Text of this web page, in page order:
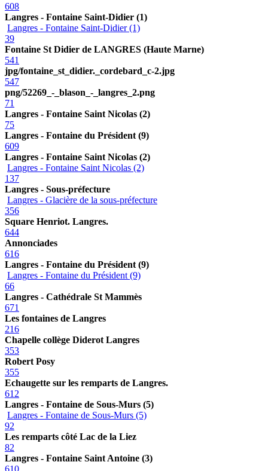
608
Langres - Fontaine Saint-Didier (1)
Langres - Fontaine Saint-Didier (1)
39
Fontaine St Didier de LANGRES (Haute Marne)
541
jpg/fontaine_st_didier._cordebard_c-2.jpg
547
png/52269_-_blason_-_langres_2.png
71
Langres - Fontaine Saint Nicolas (2)
75
Langres - Fontaine du Président (9)
609
Langres - Fontaine Saint Nicolas (2)
Langres - Fontaine Saint Nicolas (2)
137
Langres - Sous-préfecture
Langres - Glacière de la sous-préfecture
356
Square Henriot. Langres.
644
Annonciades
616
Langres - Fontaine du Président (9)
Langres - Fontaine du Président (9)
66
Langres - Cathédrale St Mammès
671
Les fontaines de Langres
216
Chapelle collège Diderot Langres
353
Robert Posy
355
Echaugette sur les remparts de Langres.
612
Langres - Fontaine de Sous-Murs (5)
Langres - Fontaine de Sous-Murs (5)
92
Les remparts côté Lac de la Liez
82
Langres - Fontaine Saint Antoine (3)
610